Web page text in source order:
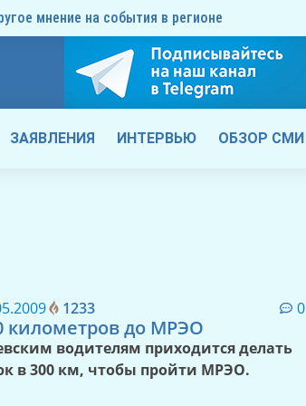
мнение на события в регионе
ЗАЯВЛЕНИЯ ИНТЕРВЬЮ ОБЗОР СМИ
1233 0
километров до МРЭО
водителям приходится делать
в 300 км, чтобы пройти МРЭО.